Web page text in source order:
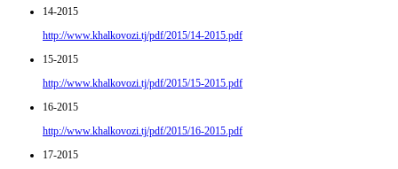
14-2015
http://www.khalkovozi.tj/pdf/2015/14-2015.pdf
15-2015
http://www.khalkovozi.tj/pdf/2015/15-2015.pdf
16-2015
http://www.khalkovozi.tj/pdf/2015/16-2015.pdf
17-2015